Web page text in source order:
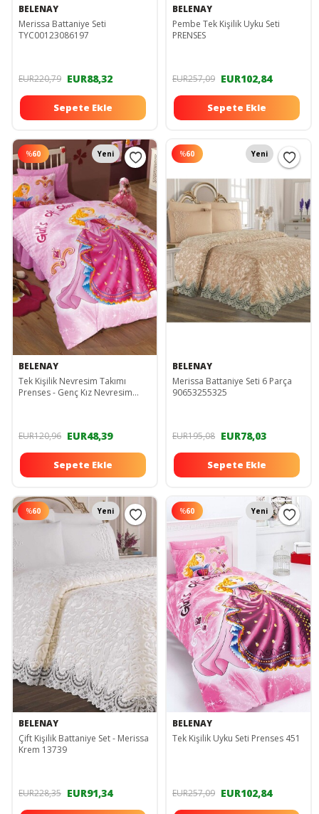
BELENAY
Merissa Battaniye Seti
TYC00123086197
EUR220,79 EUR88,32
Sepete Ekle
BELENAY
Pembe Tek Kişilik Uyku Seti
PRENSES
EUR257,09 EUR102,84
Sepete Ekle
%60 Yeni
BELENAY
Tek Kişilik Nevresim Takımı
Prenses - Genç Kız Nevresim
EUR120,96 EUR48,39
Sepete Ekle
%60 Yeni
BELENAY
Merissa Battaniye Seti 6 Parça
90653255325
EUR195,08 EUR78,03
Sepete Ekle
%60 Yeni
BELENAY
Çift Kişilik Battaniye Set - Merissa
Krem 13739
EUR228,35 EUR91,34
%60 Yeni
BELENAY
Tek Kişilik Uyku Seti Prenses 451
EUR257,09 EUR102,84